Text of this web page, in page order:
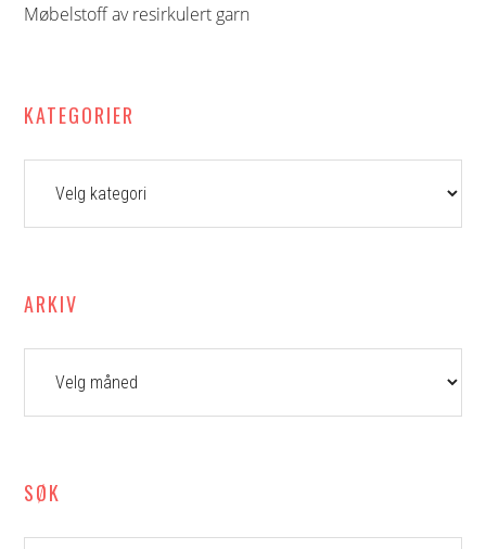
Møbelstoff av resirkulert garn
KATEGORIER
ARKIV
SØK